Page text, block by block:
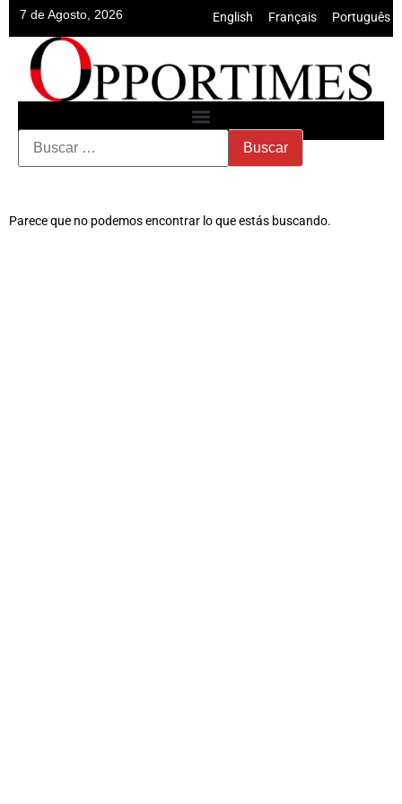
7 de Agosto, 2026 English Français Português
Parece que no podemos encontrar lo que estás buscando.